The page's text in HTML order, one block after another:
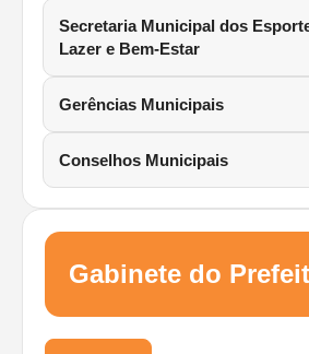
Secretaria Municipal dos
Lazer e Bem-Estar
Gerências Municipais
Conselhos Municipais
Gabinete do